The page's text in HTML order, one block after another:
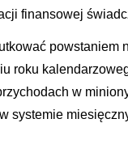
finansowej
powstaniem
roku
w
systemie